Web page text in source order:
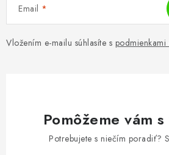
Email
Vložením e-mailu súhlasíte s
Pomôžeme vám
Potrebujete s niečím poradiť?